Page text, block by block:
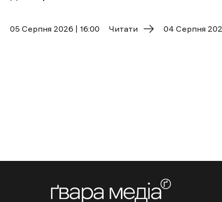
05 Cерпня 2026 | 16:00 Читати 04 Cерпня